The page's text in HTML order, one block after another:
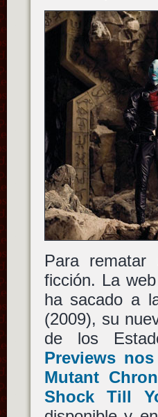
Para
ficción. La
ha sacado a
(2009), su
de los
Previews
Mutant
Shock Till